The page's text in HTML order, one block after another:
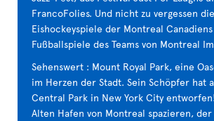
FrancoFolies. Und nicht zu vergessen die
Eishockeyspiele der Montreal
Fußballspiele des Teams von Montreal
Sehenswert : Mount Royal Park, eine
im Herzen der Stadt. Sein Schöpfer hat
Central Park in New York City
Alten Hafen von Montreal spazieren,